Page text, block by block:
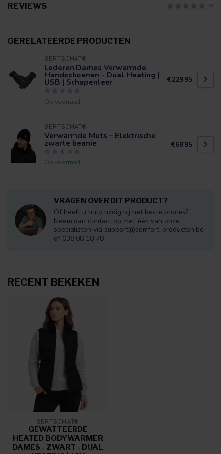
REVIEWS
GERELATEERDE PRODUCTEN
BERTSCHAT®
Lederen Dames Verwarmde
Handschoenen - Dual Heating |
USB | Schapenleer
Op voorraad
€229,95
BERTSCHAT®
Verwarmde Muts – Elektrische
zwarte beanie
Op voorraad
€69,95
VRAGEN OVER DIT PRODUCT?
Of heeft u hulp nodig bij het bestelproces?
Neem dan contact op met één van onze
specialisten via support@comfort-producten.be
of 038 08 18 78
RECENT BEKEKEN
BERTSCHAT®
GEWATTEERDE
HEATED BODYWARMER
DAMES - ZWART - DUAL